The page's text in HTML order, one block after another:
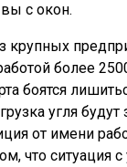
с окон.
крупных
более
боятся
угля
от имени
что ситуация